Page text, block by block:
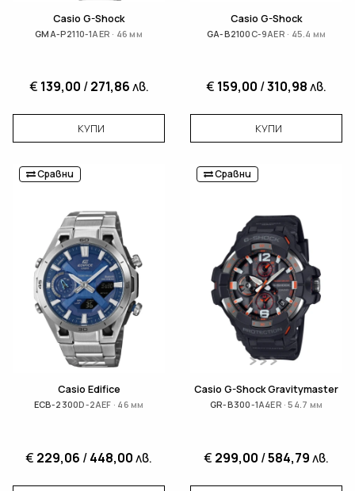
Casio G-Shock
GMA-P2110-1AER · 46 мм
€ 139,00 /271,86лв.
КУПИ
Casio G-Shock
GA-B2100C-9AER · 45.4 мм
€ 159,00 /310,98лв.
КУПИ
Сравни
Casio Edifice
ECB-2300D-2AEF · 46 мм
€ 229,06 /448,00лв.
Сравни
Casio G-Shock Gravitymaster
GR-B300-1A4ER · 54.7 мм
€ 299,00 /584,79лв.